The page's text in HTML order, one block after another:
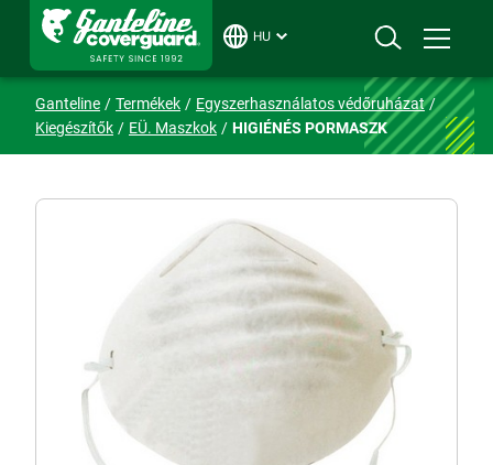
HU
Ganteline Termékek
Egyszerhasználatos védőruházat
Kiegészítők
EÜ. Maszkok HIGIÉNÉS PORMASZK